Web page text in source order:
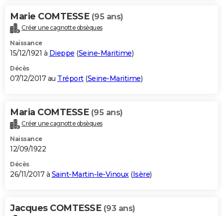
Marie COMTESSE (95 ans)
Créer une cagnotte obsèques
Naissance
15/12/1921 à Dieppe (Seine-Maritime)
Décès
07/12/2017 au Tréport(Seine-Maritime)
Maria COMTESSE (95 ans)
Créer une cagnotte obsèques
Naissance
12/09/1922
Décès
26/11/2017 à Saint-Martin-le-Vinoux(Isère)
Jacques COMTESSE (93 ans)